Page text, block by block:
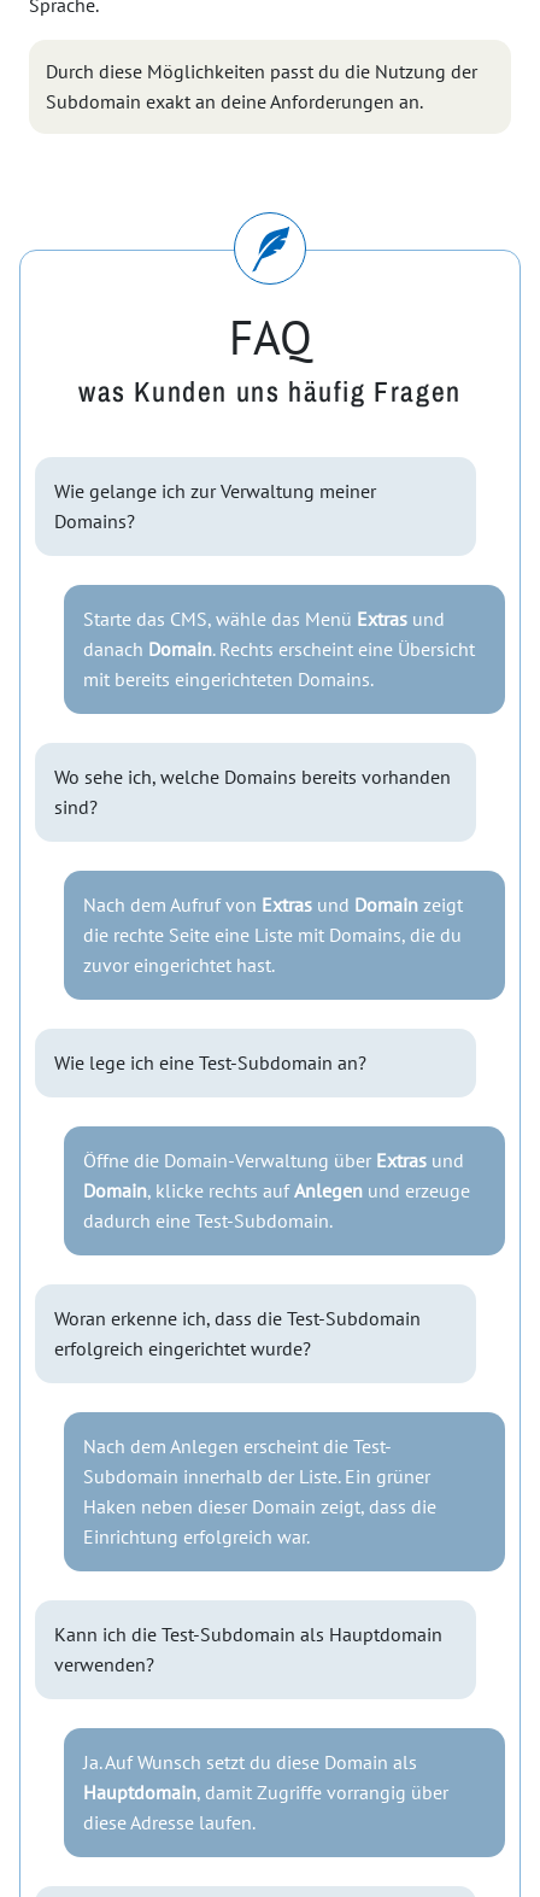
Durch diese Möglichkeiten passt du die Nutzung der
Subdomain exakt an deine Anforderungen an.
FAQ
was Kunden uns häufig Fragen
Wie gelange ich zur Verwaltung meiner
Domains?
Starte das CMS, wähle das Menü Extras und
danach Domain. Rechts erscheint eine Übersicht
mit bereits eingerichteten Domains.
Wo sehe ich, welche Domains bereits vorhanden
sind?
Nach dem Aufruf von Extras und Domain zeigt
die rechte Seite eine Liste mit Domains, die du
zuvor eingerichtet hast.
Wie lege ich eine Test-Subdomain an?
Öffne die Domain-Verwaltung über Extras und
Domain, klicke rechts aufAnlegen und erzeuge
dadurch eine Test-Subdomain.
Woran erkenne ich, dass die Test-Subdomain
erfolgreich eingerichtet wurde?
Nach dem Anlegen erscheint die Test-
Subdomain innerhalb der Liste. Ein grüner
Haken neben dieser Domain zeigt, dass die
Einrichtung erfolgreich war.
Kann ich die Test-Subdomain als Hauptdomain
verwenden?
Ja. Auf Wunsch setzt du diese Domain als
Hauptdomain, damit Zugriffe vorrangig über
diese Adresse laufen.